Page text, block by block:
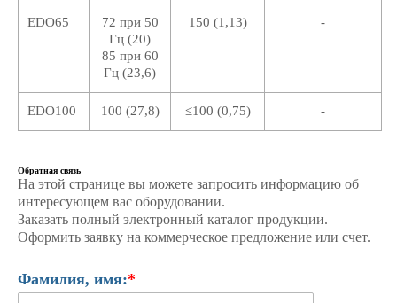
EDO65
72 при 50
Гц (20)
85 при 60
Гц (23,6)
150 (1,13) -
EDO100 100 (27,8) ≤100 (0,75) -
Обратная связь
На этой странице вы можете запросить информацию об
интересующем вас оборудовании.
Заказать полный электронный каталог продукции.
Оформить заявку на коммерческое предложение или счет.
Фамилия, имя:*